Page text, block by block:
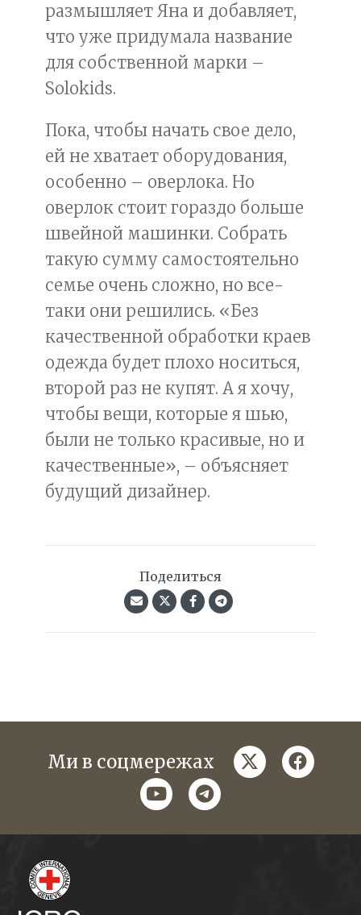
размышляет Яна и добавляет,
что уже придумала название
для собственной марки –
Solokids.
Пока, чтобы начать свое дело,
ей не хватает оборудования,
особенно – оверлока. Но
оверлок стоит гораздо больше
швейной машинки. Собрать
такую сумму самостоятельно
семье очень сложно, но все-
таки они решились. «Без
качественной обработки краев
одежда будет плохо носиться,
второй раз не купят. А я хочу,
чтобы вещи, которые я шью,
были не только красивые, но и
качественные», – объясняет
будущий дизайнер.
Поделиться
Ми в соцмережах twitter
youtubetelegram